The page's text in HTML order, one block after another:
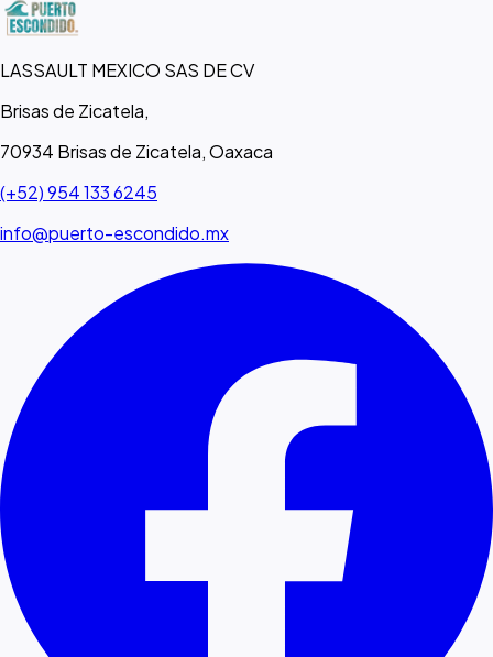
LASSAULT MEXICO SAS DE CV
Brisas de Zicatela,
70934 Brisas de Zicatela, Oaxaca
(+52) 954 133 6245
info@puerto-escondido.mx